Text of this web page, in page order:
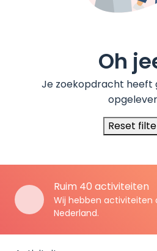
Oh
Je zoekopdracht heeft
Reset
Ruim 40 activiteiten
Wij hebben activiteiten
Nederland.